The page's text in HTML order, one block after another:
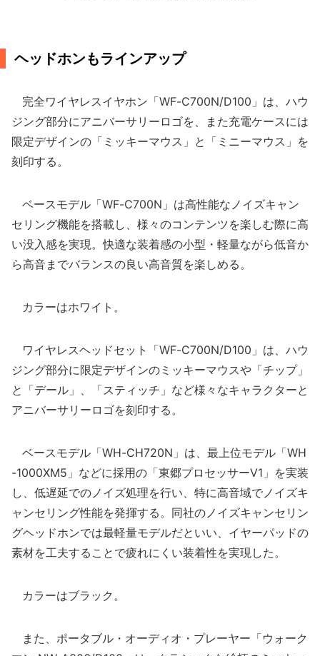
ヘッドホンもラインアップ
完全ワイヤレスイヤホン「WF-C700N/D100」は、ハウ
ジング部分にアニバーサリーロゴを、また充電ケースには
限定デザインの「ミッキーマウス」と「ミニーマウス」を
刻印する。
ベースモデル「WF-C700N」は高性能なノイズキャン
セリング機能を搭載し、様々のコンテンツを楽しむ際に高
い没入感を実現。快適な装着感の小型・軽量ながら低音か
ら高音までバランスの良い高音質を楽しめる。
カラーはホワイト。
ワイヤレスヘッドセット「WF-C700N/D100」は、ハウ
ジング部分に限定デザインのミッキーマウスや「チップ」
と「デール」、「スティッチ」など様々なキャラクターと
アニバーサリーロゴを刻印する。
ベースモデル「WH-CH720N」は、最上位モデル「WH
-1000XM5」などに採用の「東郷プロセッサーV1」を実装
し、低遅延でのノイズ処理を行い、特に高音域でノイズキ
ャンセリング性能を発揮する。同社のノイズキャンセリン
グヘッドホンでは最軽量モデルだといい、イヤーパッドの
素材を工夫することで疲れにくい装着性を実現した。
カラーはブラック。
また、ポータブル・オーディオ・プレーヤー「ウォーク